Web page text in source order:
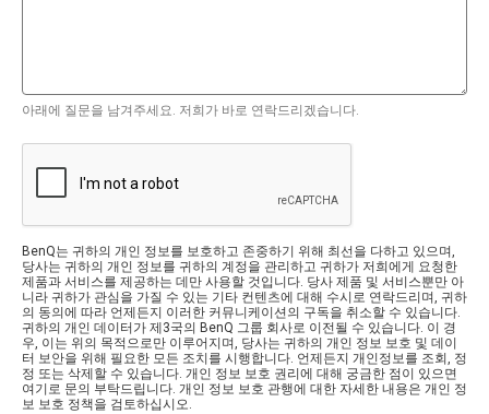
아래에 질문을 남겨주세요. 저희가 바로 연락드리겠습니다.
BenQ는 귀하의 개인 정보를 보호하고 존중하기 위해 최선을 다하고 있으며,
당사는 귀하의 개인 정보를 귀하의 계정을 관리하고 귀하가 저희에게 요청한
제품과 서비스를 제공하는 데만 사용할 것입니다. 당사 제품 및 서비스뿐만 아
니라 귀하가 관심을 가질 수 있는 기타 컨텐츠에 대해 수시로 연락드리며, 귀하
의 동의에 따라 언제든지 이러한 커뮤니케이션의 구독을 취소할 수 있습니다.
귀하의 개인 데이터가 제3국의 BenQ 그룹 회사로 이전될 수 있습니다. 이 경
우, 이는 위의 목적으로만 이루어지며, 당사는 귀하의 개인 정보 보호 및 데이
터 보안을 위해 필요한 모든 조치를 시행합니다. 언제든지 개인정보를 조회, 정
정 또는 삭제할 수 있습니다. 개인 정보 보호 권리에 대해 궁금한 점이 있으면
여기로 문의 부탁드립니다. 개인 정보 보호 관행에 대한 자세한 내용은 개인 정
보 보호 정책을 검토하십시오.